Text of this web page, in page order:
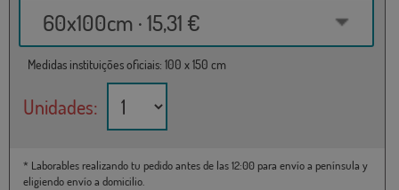
60x100cm · 15,31 €
Medidas instituições oficiais: 100 x 150 cm
Unidades:
* Laborables realizando tu pedido antes de las 12:00 para envío a península y
eligiendo envío a domicilio.